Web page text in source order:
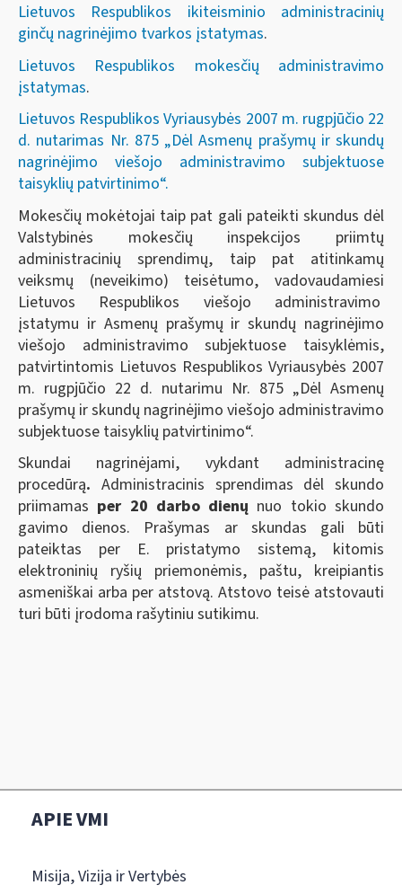
Lietuvos Respublikos ikiteisminio administracinių
ginčų nagrinėjimo tvarkos įstatymas.
Lietuvos Respublikos mokesčių administravimo
įstatymas.
Lietuvos Respublikos Vyriausybės 2007 m. rugpjūčio 22
d. nutarimas Nr. 875 „Dėl Asmenų prašymų ir skundų
nagrinėjimo viešojo administravimo subjektuose
taisyklių patvirtinimo“.
Mokesčių mokėtojai taip pat gali pateikti skundus dėl
Valstybinės mokesčių inspekcijos priimtų
administracinių sprendimų, taip pat atitinkamų
veiksmų (neveikimo) teisėtumo, vadovaudamiesi
Lietuvos Respublikos viešojo administravimo
įstatymu ir Asmenų prašymų ir skundų nagrinėjimo
viešojo administravimo subjektuose taisyklėmis,
patvirtintomis Lietuvos Respublikos Vyriausybės 2007
m. rugpjūčio 22 d. nutarimu Nr. 875 „Dėl Asmenų
prašymų ir skundų nagrinėjimo viešojo administravimo
subjektuose taisyklių patvirtinimo“.
Skundai nagrinėjami, vykdant administracinę
procedūrą. Administracinis sprendimas dėl skundo
priimamas per 20 darbo dienų nuo tokio skundo
gavimo dienos. Prašymas ar skundas gali būti
pateiktas per E. pristatymo sistemą, kitomis
elektroninių ryšių priemonėmis, paštu, kreipiantis
asmeniškai arba per atstovą. Atstovo teisė atstovauti
turi būti įrodoma rašytiniu sutikimu.
APIE VMI
Misija, Vizija ir Vertybės